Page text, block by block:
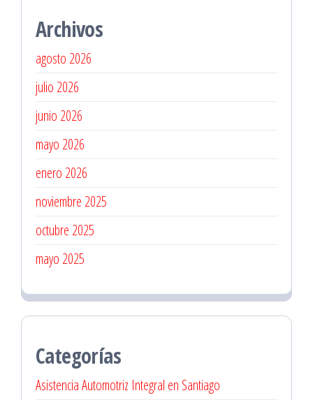
Archivos
agosto 2026
julio 2026
junio 2026
mayo 2026
enero 2026
noviembre 2025
octubre 2025
mayo 2025
Categorías
Asistencia Automotriz Integral en Santiago